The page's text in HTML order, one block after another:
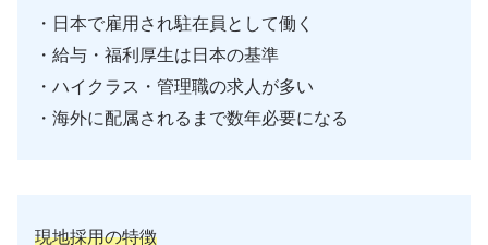
・日本で雇用され駐在員として働く
・給与・福利厚生は日本の基準
・ハイクラス・管理職の求人が多い
・海外に配属されるまで数年必要になる
現地採用の特徴